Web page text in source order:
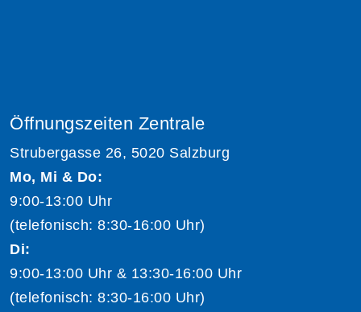
Öffnungszeiten Zentrale
Strubergasse 26, 5020 Salzburg
Mo, Mi & Do:
9:00-13:00 Uhr
(telefonisch: 8:30-16:00 Uhr)
Di:
9:00-13:00 Uhr & 13:30-16:00 Uhr
(telefonisch: 8:30-16:00 Uhr)